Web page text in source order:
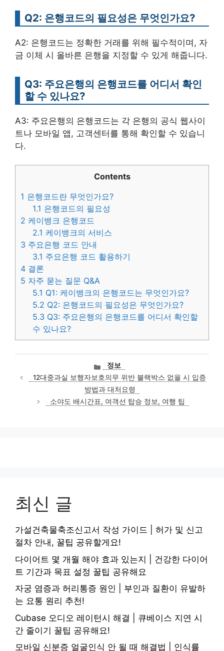
Q2: 은행코드의 필요성은 무엇인가요?
A2: 은행코드는 정확한 거래를 위해 필수적이며, 자
금 이체 시 올바른 은행을 지정할 수 있게 해줍니다.
Q3: 주요은행의 은행코드를 어디서 확인
할 수 있나요?
A3: 주요은행의 은행코드는 각 은행의 공식 웹사이
트나 모바일 앱, 고객센터를 통해 확인할 수 있습니
다.
Contents
1 은행코드란 무엇인가요?
1.1 은행코드의 필요성
2 케이뱅크 은행코드
2.1 케이뱅크의 서비스
3 주요은행 코드 안내
3.1 주요은행 코드 활용하기
4 결론
5 자주 묻는 질문 Q&A
5.1 Q1: 케이뱅크의 은행코드는 무엇인가요?
5.2 Q2: 은행코드의 필요성은 무엇인가요?
5.3 Q3: 주요은행의 은행코드를 어디서 확인할
수 있나요?
카
테
고
리
정보
12대중과실 보행자보호의무 위반 블랙박스 없을 시 입증
방법과 대처요령
소야도 배시간표, 여객선 탑승 정보, 여행 팁
최신 글
가설건축물축조신고서 작성 가이드 | 허가 및 신고
절차 안내, 꿀팁 공유할게요!
다이어트 몇 개월 해야 효과 있는지 | 건강한 다이어
트 기간과 목표 설정 꿀팁 공유해요
자궁 염증과 허리통증 원인 | 부인과 질환이 유발하
는 요통 원리 추천!
Cubase 오디오 레이턴시 해결 | 큐베이스 지연 시
간 줄이기 꿀팁 공유해요!
모바일 신분증 얼굴인식 안 될 때 해결법 | 인식률